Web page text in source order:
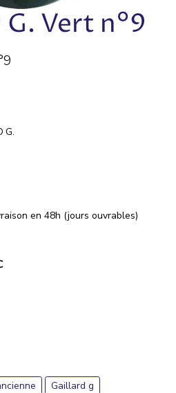
G. Vert n°9
G.
en 48h (jours ouvrables)
Gaillard g